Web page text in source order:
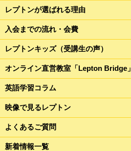
レプトンが選ばれる理由
入会までの流れ・会費
レプトンキッズ（受講生の声）
オンライン直営教室「Lepton Bridge」
英語学習コラム
映像で見るレプトン
よくあるご質問
新着情報一覧